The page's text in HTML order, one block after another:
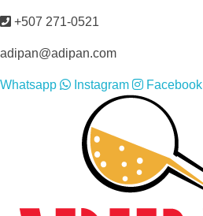
+507 271-0521
adipan@adipan.com
Whatsapp Instagram Facebook